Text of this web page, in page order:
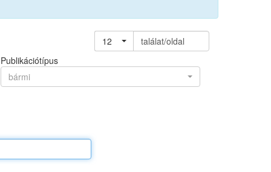
12
találat/oldal
Publikációtípus
bármi